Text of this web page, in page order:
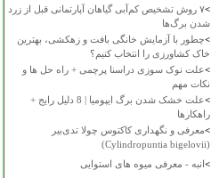
>
۷ روش تشخیص کم‌آبی گیاهان آپارتمانی قبل از زرد
شدن برگ‌ها
>چطور با آزمایش خانگی بافت و زهکشی، بهترین
خاک کشاورزی را انتخاب کنیم؟
>علت نوک سوزی دراسنا پرچمی + راه حل ها و
نکات مهم
>
علت خشک شدن برگ ایپومیا | 8 دلیل رایج +
راهکارها
>معرفی و نگهداری کاکتوس چولا تدی‌بیر
(Cylindropuntia bigelovii)
>انبه - معرفی میوه های استوایی